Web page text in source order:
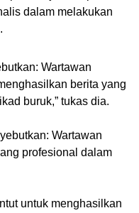
dalam melakukan
Wartawan
berita yang
buruk,” tukas dia.
Wartawan
profesional dalam
untuk menghasilkan